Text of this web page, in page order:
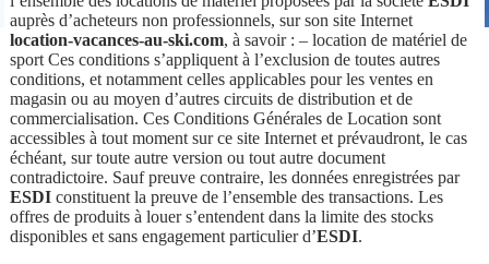
auprès d’acheteurs non professionnels, sur son site Internet
location-vacances-au-ski.com, à savoir : – location de matériel de
sport Ces conditions s’appliquent à l’exclusion de toutes autres
conditions, et notamment celles applicables pour les ventes en
magasin ou au moyen d’autres circuits de distribution et de
commercialisation. Ces Conditions Générales de Location sont
accessibles à tout moment sur ce site Internet et prévaudront, le cas
échéant, sur toute autre version ou tout autre document
contradictoire. Sauf preuve contraire, les données enregistrées par
ESDIconstituent la preuve de l’ensemble des transactions. Les
offres de produits à louer s’entendent dans la limite des stocks
disponibles et sans engagement particulier d’ESDI.